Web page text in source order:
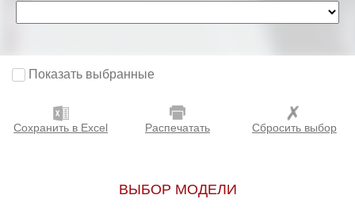
Показать выбранные
Сохранить в Excel Распечатать Сбросить выбор
ВЫБОР МОДЕЛИ